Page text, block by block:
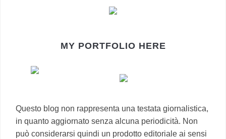
MY PORTFOLIO HERE
Questo blog non rappresenta una testata giornalistica,
in quanto aggiornato senza alcuna periodicità. Non
può considerarsi quindi un prodotto editoriale ai sensi